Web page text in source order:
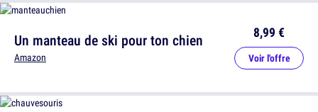
Un manteau de ski pour ton chien
Amazon
8,99 €
Voir l'offre